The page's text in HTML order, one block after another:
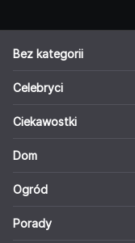
Bez kategorii
Celebryci
Ciekawostki
Dom
Ogród
Porady